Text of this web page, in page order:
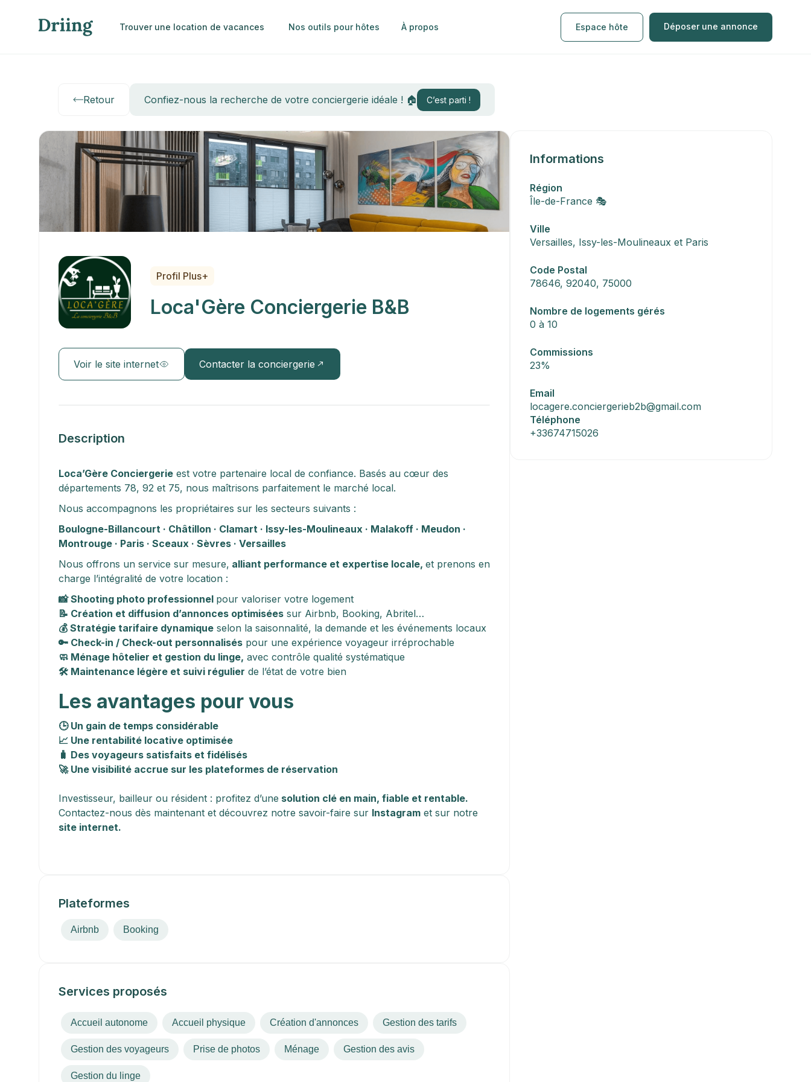
Trouver une location de vacances Nos outils pour hôtes À propos Espace hôte Déposer une annonce
Retour Confiez-nous la recherche de votre conciergerie idéale ! 🏠 C’est parti !
Profil Plus+
Loca'Gère Conciergerie B&B
Voir le site internet Contacter la conciergerie
Description
Loca’Gère Conciergerie est votre partenaire local de confiance. Basés au cœur des
départements 78, 92 et 75, nous maîtrisons parfaitement le marché local.
Nous accompagnons les propriétaires sur les secteurs suivants :
Boulogne-Billancourt · Châtillon · Clamart · Issy-les-Moulineaux · Malakoff · Meudon ·
Montrouge · Paris · Sceaux · Sèvres · Versailles
Nous offrons un service sur mesure, alliant performance et expertise locale, et prenons en
charge l’intégralité de votre location :
📸 Shooting photo professionnel pour valoriser votre logement
📝 Création et diffusion d’annonces optimisées sur Airbnb, Booking, Abritel…
💰 Stratégie tarifaire dynamique selon la saisonnalité, la demande et les événements locaux
🔑 Check-in / Check-out personnalisés pour une expérience voyageur irréprochable
🧼 Ménage hôtelier et gestion du linge, avec contrôle qualité systématique
🛠️ Maintenance légère et suivi régulier de l’état de votre bien
Les avantages pour vous
🕒 Un gain de temps considérable
📈 Une rentabilité locative optimisée
🧳 Des voyageurs satisfaits et fidélisés
🚀 Une visibilité accrue sur les plateformes de réservation
Investisseur, bailleur ou résident : profitez d’une solution clé en main, fiable et rentable.
Contactez-nous dès maintenant et découvrez notre savoir-faire sur Instagram
site internet.
Plateformes
Airbnb Booking
Services proposés
Accueil autonome Accueil physique Création d'annonces Gestion des tarifs
Gestion des voyageurs Prise de photos Ménage Gestion des avis
Gestion du linge
Informations
Région
Île-de-France 🎭
Ville
Versailles, Issy-les-Moulineaux et Paris
Code Postal
78646, 92040, 75000
Nombre de logements gérés
0 à 10
Commissions
23%
Email
locagere.conciergerieb2b@gmail.com
Téléphone
+33674715026